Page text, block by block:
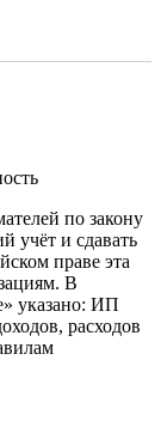
по закону
учёт и сдавать
праве эта
В
указано: ИП
расходов